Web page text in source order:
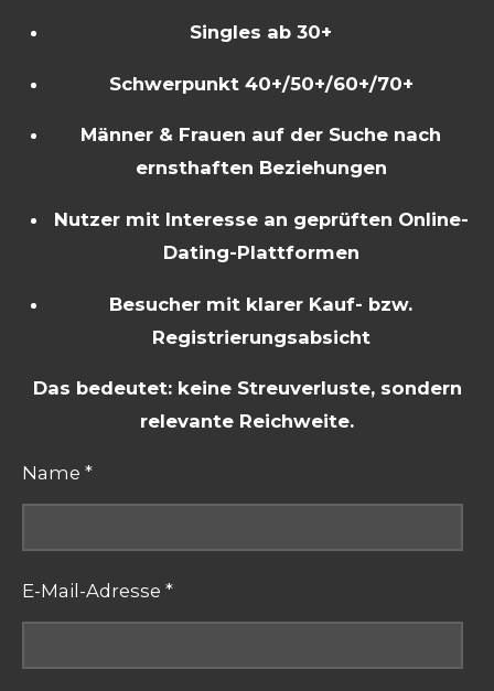
Singles ab 30+
Schwerpunkt 40+/50+/60+/70+
Männer & Frauen auf der Suche nach
ernsthaften Beziehungen
Nutzer mit Interesse an geprüften Online-
Dating-Plattformen
Besucher mit klarer Kauf- bzw.
Registrierungsabsicht
Das bedeutet: keine Streuverluste, sondern
relevante Reichweite.
Name *
E-Mail-Adresse *